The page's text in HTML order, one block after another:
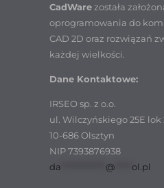
CadWarezostała
oprogramowania do
CAD 2D oraz rozwiązań
każdej wielkości.
Dane Kontaktowe:
IRSEO sp. z o.o.
ul. Wilczyńskiego 25E lok
10-686 Olsztyn
NIP 7393876938
da
@***** ol.pl